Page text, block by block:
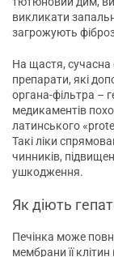
викликати
загрожують
На щастя, сучасна
препарати, які
органа-фільтра –
медикаментів
латинського
Такі ліки
чинників,
ушкодження.
Як діють
Печінка може
мембрани її